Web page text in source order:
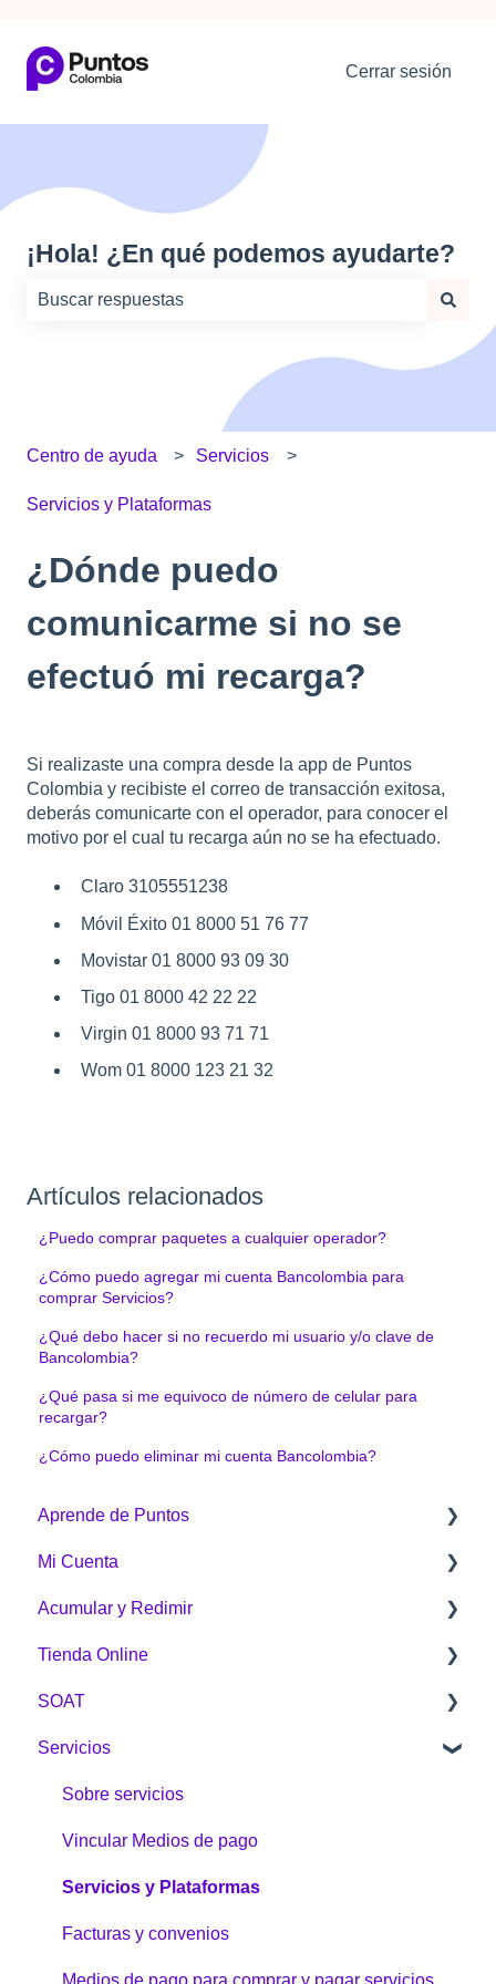
Cerrar sesión
¡Hola! ¿En qué podemos ayudarte?
No hay sugerencias porque el campo de búsqueda
Centro de ayuda Servicios
Servicios y Plataformas
¿Dónde puedo
comunicarme si no se
efectuó mi recarga?
Si realizaste una compra desde la app de Puntos
Colombia y recibiste el correo de transacción exitosa,
deberás comunicarte con el operador, para conocer el
motivo por el cual tu recarga aún no se ha efectuado.
Claro 3105551238
Móvil Éxito 01 8000 51 76 77
Movistar 01 8000 93 09 30
Tigo 01 8000 42 22 22
Virgin 01 8000 93 71 71
Wom 01 8000 123 21 32
Artículos relacionados
¿Puedo comprar paquetes a cualquier operador?
¿Cómo puedo agregar mi cuenta Bancolombia para
comprar Servicios?
¿Qué debo hacer si no recuerdo mi usuario y/o clave de
Bancolombia?
¿Qué pasa si me equivoco de número de celular para
recargar?
¿Cómo puedo eliminar mi cuenta Bancolombia?
Aprende de Puntos
¿Qué es Puntos Colombia?
¿Cómo funciona Puntos Colombia?
¿Cómo acumulo Puntos Colombia?
¿Cómo redimo Puntos Colombia?
Mi Cuenta
Generalidades
Acumular y Redimir
¿Cómo acumular?
¿Cómo redimo Puntos Colombia?
Botón Puntos Colombia
Tienda Online
Tienda Online
Sobre la Tienda Online
Compras
Envíos
Problemas e inquietudes
Garantías y devoluciones
¿Cómo comprar?
SOAT
General
Servicios
Sobre servicios
Vincular Medios de pago
Servicios y Plataformas
Facturas y convenios
Medios de pago para comprar y pagar servicios